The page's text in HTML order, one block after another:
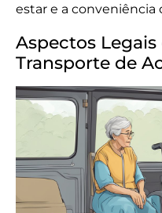
estar e a conveniência
Aspectos
Transporte de